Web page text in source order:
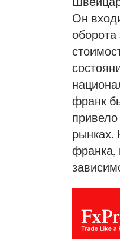
Он
франк
рынках.
франка,